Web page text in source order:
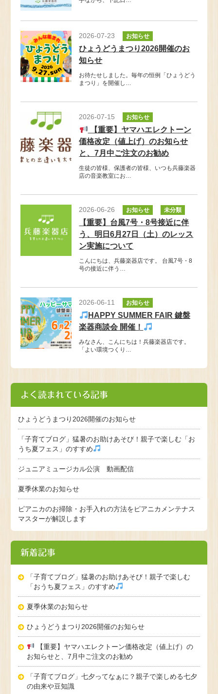
2026-07-23 お知らせ
ひょうどうまつり2026開催のお
知らせ
お待たせしました。毎年の恒例「ひょうどう
まつり」を開催し…
2026-07-15 お知らせ
【重要】ヤマハエレクトーン
価格改定（値上げ）のお知らせ
と、7月中ご注文のお勧め
生徒の皆様、保護者の皆様、いつも兵藤楽器
店の音楽教室にお…
2026-06-26 お知らせ 未分類
【重要】台風7号・8号接近に伴
う、明日6月27日（土）のレッス
ン実施について
こんにちは、兵藤楽器店です。 台風7号・8
号の接近に伴う…
2026-06-11 お知らせ
HAPPY SUMMER FAIR 鍵盤
楽器商談会 開催！
みなさん、こんにちは！兵藤楽器店です。
「よい環境つくり…
よく読まれている記事
ひょうどうまつり2026開催のお知らせ
「子育てブログ」猛暑のお助けあそび！親子で楽しむ「お
うち夏フェス」のすすめ
ジュニアミュージカル公演 動画配信
夏季休業のお知らせ
ピアニカのお掃除・お手入れの方法をピアニカメンテナス
マスターが解説します
新着記事
「子育てブログ」猛暑のお助けあそび！親子で楽しむ
「おうち夏フェス」のすすめ
夏季休業のお知らせ
ひょうどうまつり2026開催のお知らせ
【重要】ヤマハエレクトーン価格改定（値上げ）の
お知らせと、7月中ご注文のお勧め
「子育てブログ」七夕ってなぁに？親子で楽しめる七夕
の由来や豆知識